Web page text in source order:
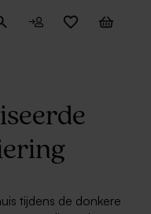
tijdens de donkere